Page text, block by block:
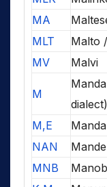
MA
MLT
Malto
MV
Malvi
M
dialect)
M,E
NAN
MNB